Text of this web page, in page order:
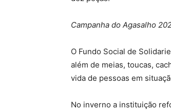
Campanha do Agasalho
O Fundo Social de
além de meias, toucas,
vida de pessoas em
No inverno a instituição